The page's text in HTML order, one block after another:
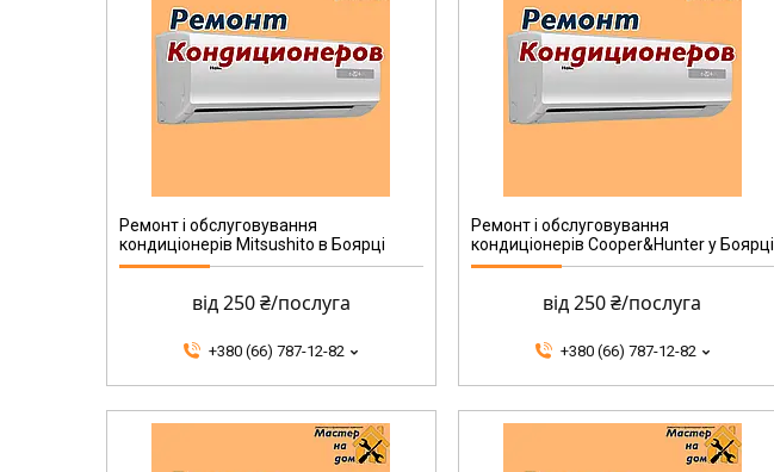
Ремонт і обслуговування
кондиціонерів Mitsushito в Боярці
від 250 ₴/послуга
+380 (66) 787-12-82
Ремонт і обслуговування
кондиціонерів Cooper&Hunter у Боярці
від 250 ₴/послуга
+380 (66) 787-12-82